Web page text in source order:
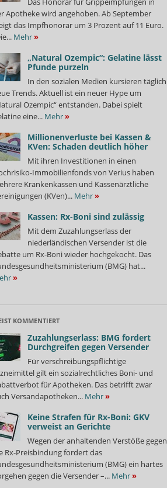
Apotheke wird angehoben. Ab September
das Impfhonorar um 3 Prozent auf 11 Euro.
Mehr»
„Natural Ozempic“: Gelatine lässt
Pfunde purzeln
In den sozialen Medien kursieren täglich
Trends. Aktuell ist ein neuer Hype um
Ozempic“ entstanden. Dabei spielt
eine... Mehr»
Millionenverluste bei Kassen &
KVen: Schaden deutlich höher
Mit ihren Investitionen in einen
Immobilienfonds von Verius haben
Krankenkassen und Kassenärztliche
(KVen)... Mehr»
Kassen: Rx-Boni sind zulässig
Mit dem Zuzahlungserlass der
niederländischen Versender ist die
um Rx-Boni wieder hochgekocht. Das
(BMG) hat...
»
KOMMENTIERT
Zuzahlungserlass: BMG fordert
Durchgreifen gegen Versender
Für verschreibungspflichtige
gilt ein sozialrechtliches Boni- und
für Apotheken. Das betrifft zwar
Versandapotheken... Mehr»
Keine Strafen für Rx-Boni: GKV
verweist an Gerichte
Wegen der anhaltenden Verstöße gegen
Rx-Preisbindung fordert das
(BMG) ein hartes
gegen die Versender –... Mehr»